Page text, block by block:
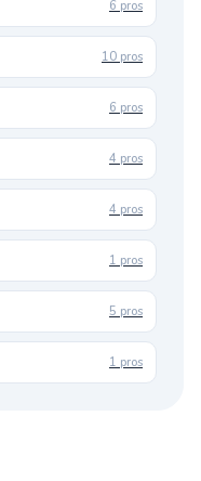
6 pros
10 pros
6 pros
4 pros
4 pros
1 pros
5 pros
1 pros